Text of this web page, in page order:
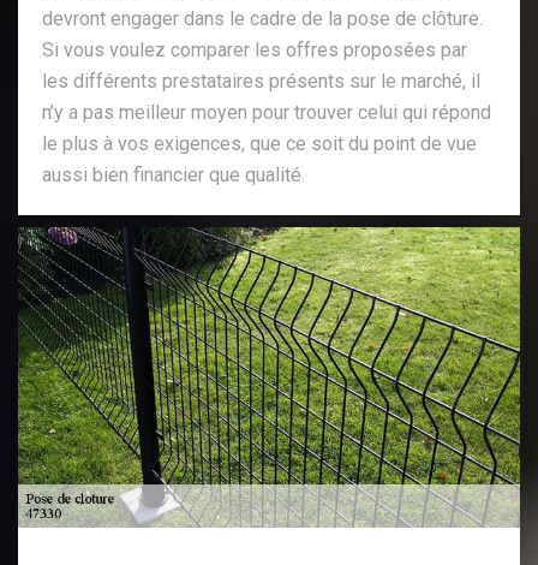
devront engager dans le cadre de la pose de clôture.
Si vous voulez comparer les offres proposées par
les différents prestataires présents sur le marché, il
n’y a pas meilleur moyen pour trouver celui qui répond
le plus à vos exigences, que ce soit du point de vue
aussi bien financier que qualité.